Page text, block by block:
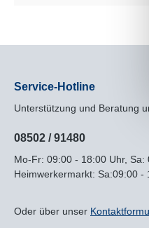
Service-Hotline
Unterstützung und Beratung
08502 / 91480
Mo-Fr: 09:00 - 18:00 Uhr, Sa:
Heimwerkermarkt: Sa:09:00 -
Oder über unser